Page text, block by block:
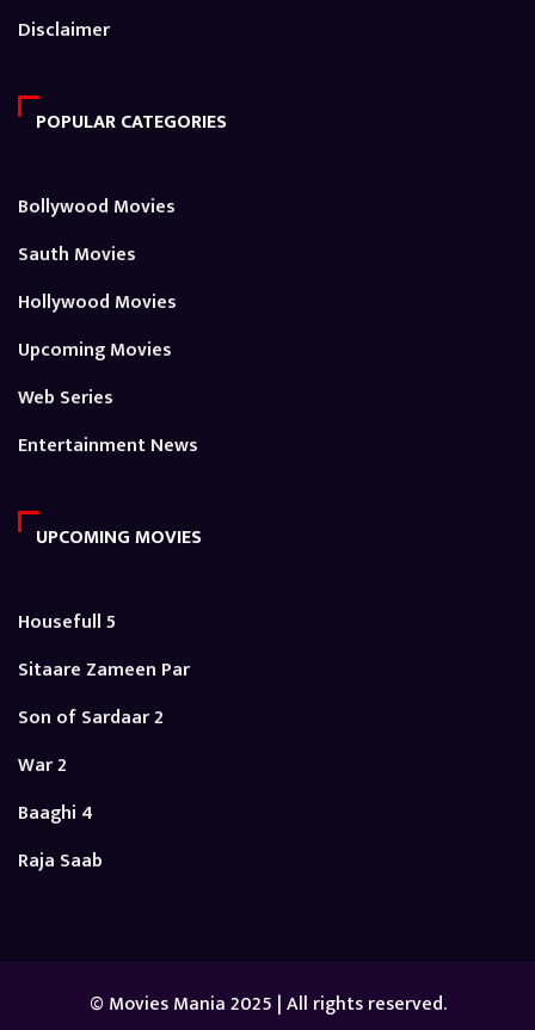
Disclaimer
POPULAR CATEGORIES
Bollywood Movies
Sauth Movies
Hollywood Movies
Upcoming Movies
Web Series
Entertainment News
UPCOMING MOVIES
Housefull 5
Sitaare Zameen Par
Son of Sardaar 2
War 2
Baaghi 4
Raja Saab
© Movies Mania 2025 | All rights reserved.